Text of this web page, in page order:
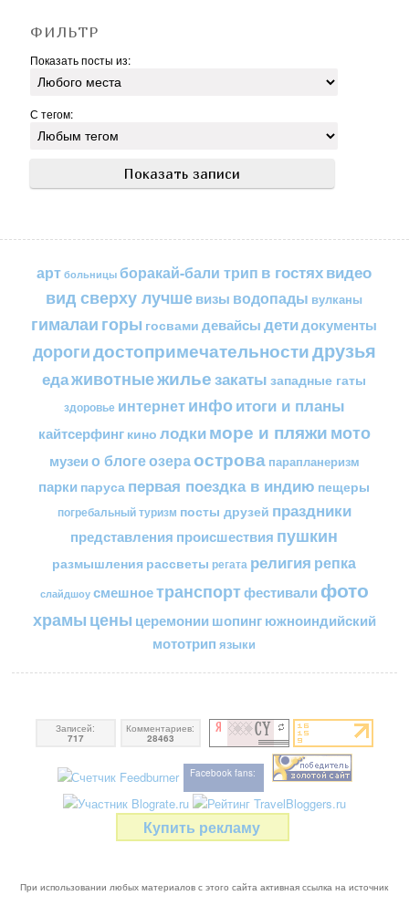
ФИЛЬТР
Показать посты из:
С тегом:
арт больницы боракай-бали трип в гостяхвидео
вид сверху лучшевизы водопады вулканы
гималаи горы госвами девайсы детидокументы
дорогидостопримечательностидрузья
едаживотныежильезакаты западные гаты
здоровье интернетинфоитоги и планы
кайтсерфинг кино лодкиморе и пляжимото
музеи о блогеозераострова парапланеризм
парки паруса первая поездка в индию пещеры
погребальный туризм посты друзей праздники
представления происшествия пушкин
размышления рассветы регата религия репка
слайдшоу смешноетранспортфестивали фото
храмы цены церемонии шопингюжноиндийский
мототрип языки
Записей:
717
Комментариев:
28463
Facebook fans:
Купить рекламу
При использовании любых материалов с этого сайта активная ссылка на источник